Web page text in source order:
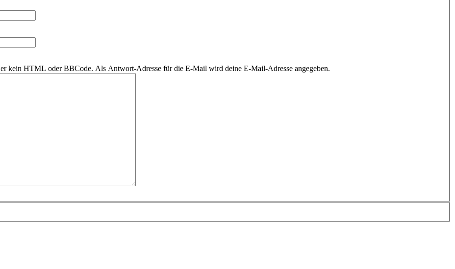
kein HTML oder BBCode. Als Antwort-Adresse für die E-Mail wird deine E-Mail-Adresse angegeben.